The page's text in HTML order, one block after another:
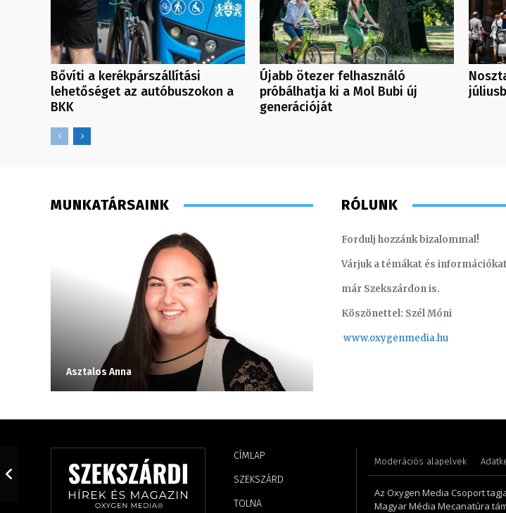
Bővíti a kerékpárszállítási
lehetőséget az autóbuszokon a
BKK
Újabb ötezer felhasználó
próbálhatja ki a Mol Bubi új
generációját
MUNKATÁRSAINK
Asztalos Anna
RÓLUNK
Fordulj hozzánk bizalommal!
Várjuk a témákat és információkat
már Szekszárdon is.
Köszönettel: Szél Móni
www.oxygenmedia.hu
CÍMLAP
SZEKSZÁRD
TOLNA
Moderációs alapelvek
Az Oxygen Media Csoport
Magyar Média Mecanatúra